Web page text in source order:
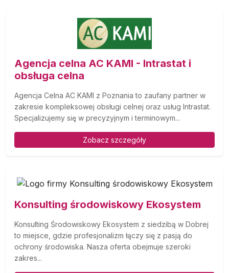
Agencja celna AC KAMI - Intrastat i
obsługa celna
Agencja Celna AC KAMI z Poznania to zaufany partner w
zakresie kompleksowej obsługi celnej oraz usług Intrastat.
Specjalizujemy się w precyzyjnym i terminowym...
Zobacz szczegóły
Konsulting środowiskowy Ekosystem
Konsulting Środowiskowy Ekosystem z siedzibą w Dobrej
to miejsce, gdzie profesjonalizm łączy się z pasją do
ochrony środowiska. Nasza oferta obejmuje szeroki
zakres...